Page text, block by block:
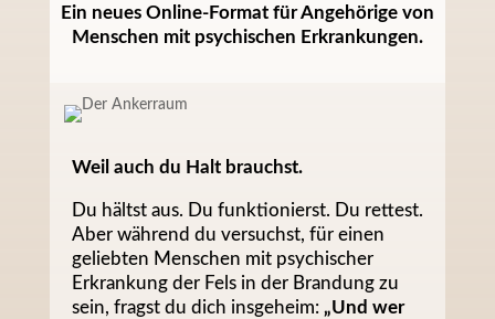
Ein neues Online-Format für Angehörige von
Menschen mit psychischen Erkrankungen.
Weil auch du Halt brauchst.
Du hältst aus. Du funktionierst. Du rettest.
Aber während du versuchst, für einen
geliebten Menschen mit psychischer
Erkrankung der Fels in der Brandung zu
sein, fragst du dich insgeheim: „Und wer